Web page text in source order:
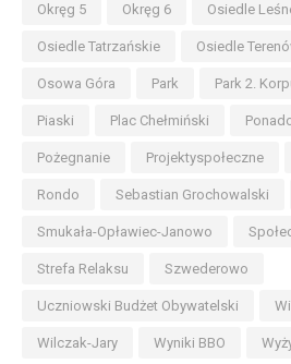
Okręg 5 Okręg 6 Osiedle
Osiedle Tatrzańskie Osiedle
Osowa Góra Park Park 2.
Piaski Plac Chełmiński
Pożegnanie Projektyspołeczne
Rondo Sebastian Grochowalski
Smukała-Opławiec-Janowo
Strefa Relaksu Szwederowo
Uczniowski Budżet Obywatelski
Wilczak-Jary Wyniki BBO